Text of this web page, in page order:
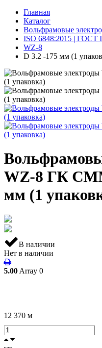
Главная
Каталог
Вольфрамовые
ISO 6848:2015 | ГОСТ
WZ-8
D 3.2 -175 мм (1
WZ-8 ГК
мм (1
В наличии
Нет в наличии
5.00 Array 0
12 370 м